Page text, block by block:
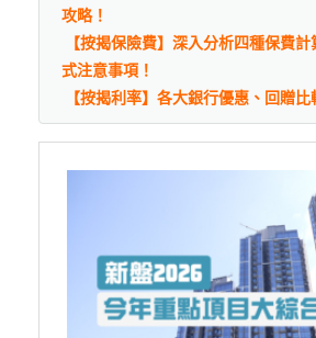
攻略！
【按揭保險費】深入分析四種保費
式注意事項！
【按揭利率】各大銀行優惠、回贈比